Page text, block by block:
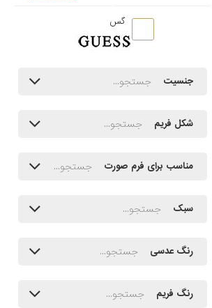
گس
جنسیت
شکل فریم
مناسب برای فرم صورت
سبک
رنگ عدسی
رنگ فریم